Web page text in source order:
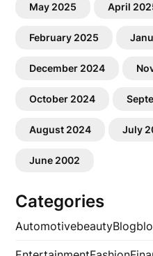
May 2025 April
February 2025
December 2024
October 2024
August 2024 July
June 2002
Categories
AutomotivebeautyBlog